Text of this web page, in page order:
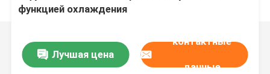
функцией охлаждения
Лучшая цена
контактные
данные